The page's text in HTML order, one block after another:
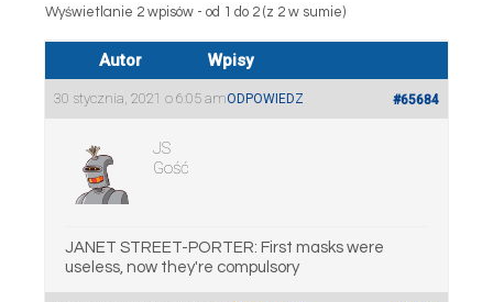
Wyświetlanie 2 wpisów - od 1 do 2 (z 2 w sumie)
Autor Wpisy
30 stycznia, 2021 o 6:05 am #65684
ODPOWIEDZ
JS
Gość
JANET STREET-PORTER: First masks were
useless, now they're compulsory